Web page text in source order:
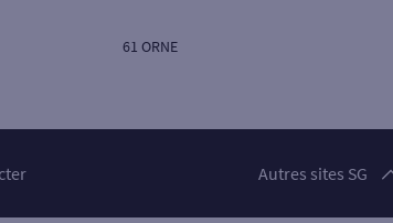
61 ORNE
Autres sites SG